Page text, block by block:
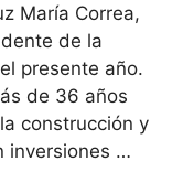
María Correa,
de la
presente año.
de 36 años
construcción y
inversiones …